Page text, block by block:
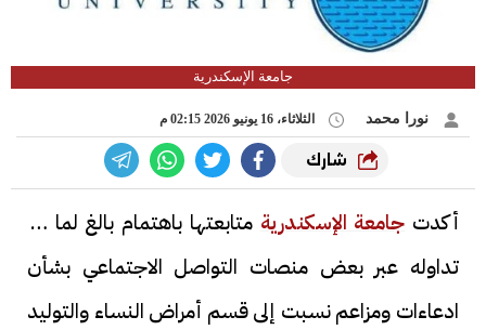
جامعة الإسكندرية
نورا محمد الثلاثاء، 16 يونيو 2026 02:15 م
شارك
أكدت جامعة الإسكندرية متابعتها باهتمام بالغ لما تم
تداوله عبر بعض منصات التواصل الاجتماعي بشأن
ادعاءات ومزاعم نسبت إلى قسم أمراض النساء والتوليد